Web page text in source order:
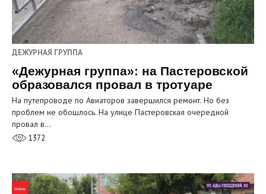
ДЕЖУРНАЯ ГРУППА
«Дежурная группа»: на Пастеровской
образовался провал в тротуаре
На путепроводе по Авиаторов завершился ремонт. Но без
проблем не обошлось. На улице Пастеровская очередной
провал в…
1372